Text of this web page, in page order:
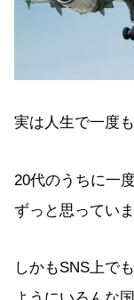
実は人生で一度
20代のうちに一
ずっと思っていま
しかもSNS上で